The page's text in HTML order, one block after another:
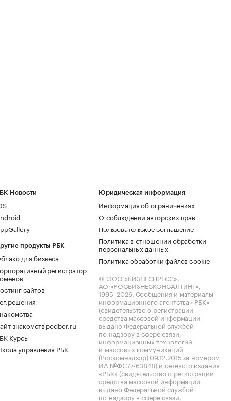
Новости
продукты РБК
для бизнеса
регистратор
сайтов
знакомств podbor.ru
Курсы
управления РБК
Юридическая информация
Информация об ограничениях
О соблюдении авторских прав
Пользовательское соглашение
Политика в отношении обработки
персональных данных
Политика обработки файлов cookie
© ООО «БИЗНЕСПРЕСС»,
АО «РОСБИЗНЕСКОНСАЛТИНГ»,
1995–2026. Сообщения и материалы
информационного агентства «РБК»
(свидетельство о регистрации
средства массовой информации
выдано Федеральной службой
по надзору в сфере связи,
информационных технологий
и массовых коммуникаций
(Роскомнадзор) 09.12.2015 за номером
ИА №ФС77-63848) и сетевого издания
«РБК» (свидетельство о регистрации
средства массовой информации
выдано Федеральной службой
по надзору в сфере связи,